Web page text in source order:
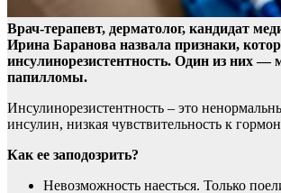
Врач-терапевт, дерматолог, кандидат
Ирина Баранова назвала признаки,
инсулинорезистентность. Один из них —
папилломы.
Инсулинорезистентность – это
инсулин, низкая чувствительность к
Как ее заподозрить?
Невозможность наесться. Только